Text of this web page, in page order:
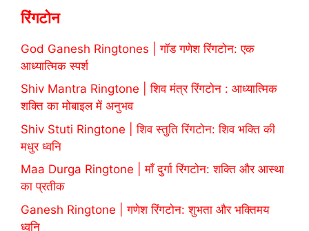
रिंगटोन
God Ganesh Ringtones | गॉड गणेश रिंगटोन: एक
आध्यात्मिक स्पर्श
Shiv Mantra Ringtone | शिव मंत्र रिंगटोन : आध्यात्मिक
शक्ति का मोबाइल में अनुभव
Shiv Stuti Ringtone | शिव स्तुति रिंगटोन: शिव भक्ति की
मधुर ध्वनि
Maa Durga Ringtone | माँ दुर्गा रिंगटोन: शक्ति और आस्था
का प्रतीक
Ganesh Ringtone | गणेश रिंगटोन: शुभता और भक्तिमय
ध्वनि